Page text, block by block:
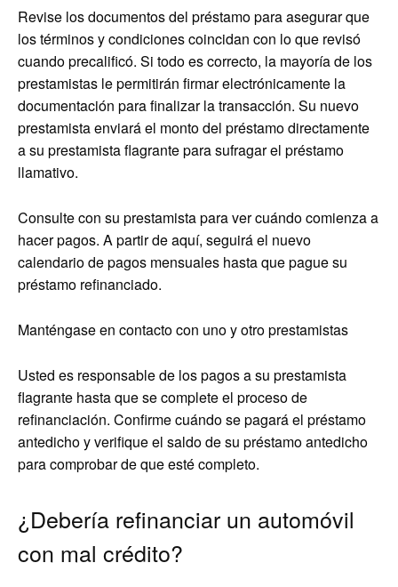
Revise los documentos del préstamo para asegurar que
los términos y condiciones coincidan con lo que revisó
cuando precalificó. Si todo es correcto, la mayoría de los
prestamistas le permitirán firmar electrónicamente la
documentación para finalizar la transacción. Su nuevo
prestamista enviará el monto del préstamo directamente
a su prestamista flagrante para sufragar el préstamo
llamativo.
Consulte con su prestamista para ver cuándo comienza a
hacer pagos. A partir de aquí, seguirá el nuevo
calendario de pagos mensuales hasta que pague su
préstamo refinanciado.
Manténgase en contacto con uno y otro prestamistas
Usted es responsable de los pagos a su prestamista
flagrante hasta que se complete el proceso de
refinanciación. Confirme cuándo se pagará el préstamo
antedicho y verifique el saldo de su préstamo antedicho
para comprobar de que esté completo.
¿Debería refinanciar un automóvil
con mal crédito?